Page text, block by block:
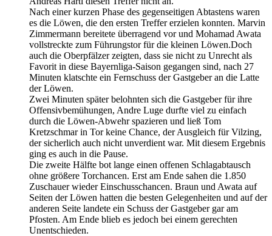
Nach einer kurzen Phase des gegenseitigen Abtastens waren
es die Löwen, die den ersten Treffer erzielen konnten. Marvin
Zimmermann bereitete überragend vor und Mohamad Awata
vollstreckte zum Führungstor für die kleinen Löwen.Doch
auch die Oberpfälzer zeigten, dass sie nicht zu Unrecht als
Favorit in diese Bayernliga-Saison gegangen sind, nach 27
Minuten klatschte ein Fernschuss der Gastgeber an die Latte
der Löwen.
Zwei Minuten später belohnten sich die Gastgeber für ihre
Offensivbemühungen, Andre Luge durfte viel zu einfach
durch die Löwen-Abwehr spazieren und ließ Tom
Kretzschmar in Tor keine Chance, der Ausgleich für Vilzing,
der sicherlich auch nicht unverdient war. Mit diesem Ergebnis
ging es auch in die Pause.
Die zweite Hälfte bot lange einen offenen Schlagabtausch
ohne größere Torchancen. Erst am Ende sahen die 1.850
Zuschauer wieder Einschusschancen. Braun und Awata auf
Seiten der Löwen hatten die besten Gelegenheiten und auf der
anderen Seite landete ein Schuss der Gastgeber gar am
Pfosten. Am Ende blieb es jedoch bei einem gerechten
Unentschieden.